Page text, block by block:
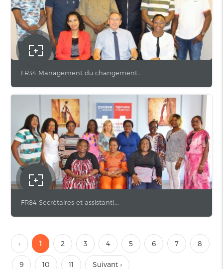
FR34 Management du changement...
FR84 Secrétaires et assistant(...
‹ 1 2 3 4 5 6 7 8
9 10 11 Suivant ›